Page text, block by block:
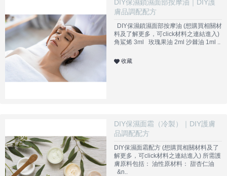
DIY保濕鎖濕面部按摩油｜DIY護
膚品調配配方
DIY保濕鎖濕面部按摩油 (想購買相關材
料及了解更多，可click材料之連結進入)
角鯊烯 3ml 玫瑰果油 2ml 沙棘油 1ml ..
收藏
DIY保濕面霜（冷製）｜DIY護膚
品調配配方
DIY保濕面霜配方 (想購買相關材料及了
解更多，可click材料之連結進入) 所需護
膚原料包括： 油性原材料： 甜杏仁油
&n..